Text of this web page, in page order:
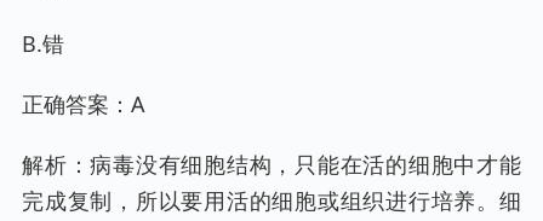
B.错
正确答案：A
解析：病毒没有细胞结构，只能在活的细胞中才能
完成复制，所以要用活的细胞或组织进行培养。细